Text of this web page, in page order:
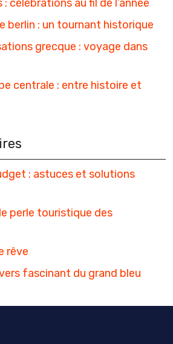
célébrations au fil de l’année
berlin : un tournant historique
grecque : voyage dans
centrale : entre histoire et
: astuces et solutions
perle touristique des
rêve
fascinant du grand bleu